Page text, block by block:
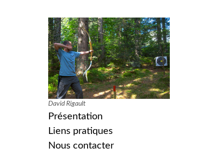
David Rigault
Présentation
Liens pratiques
Nous contacter